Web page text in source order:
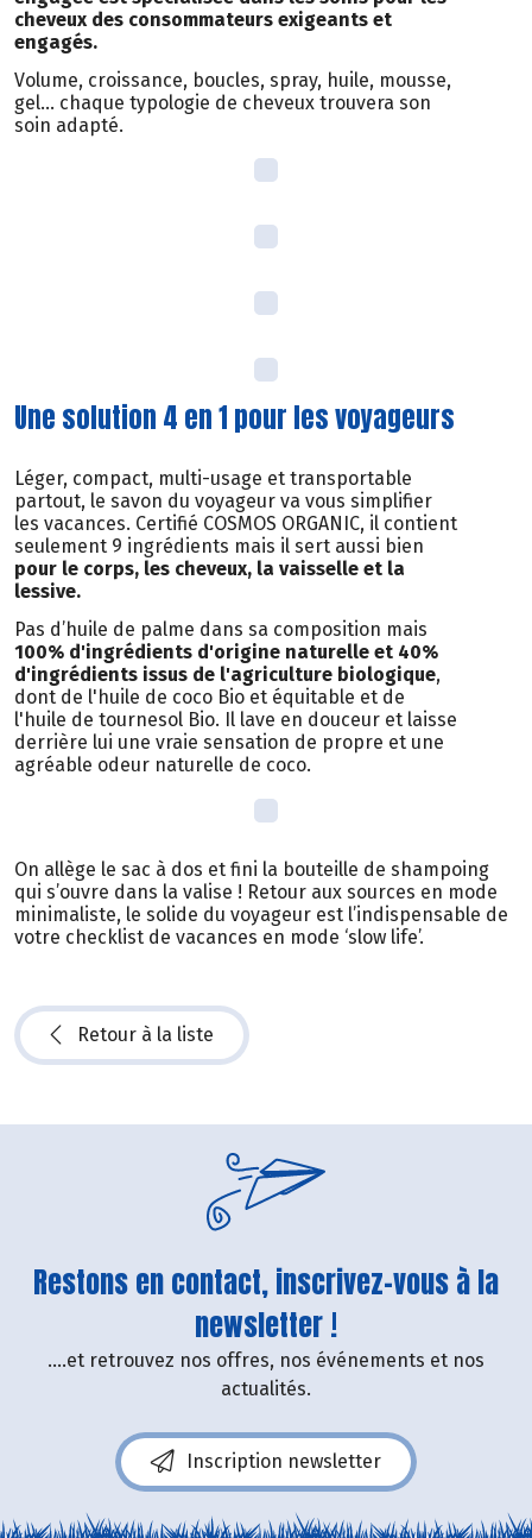
cheveux des consommateurs exigeants et
engagés.
Volume, croissance, boucles, spray, huile, mousse,
gel… chaque typologie de cheveux trouvera son
soin adapté.
Une solution 4 en 1 pour les voyageurs
Léger, compact, multi-usage et transportable
partout, le savon du voyageur va vous simplifier
les vacances. Certifié COSMOS ORGANIC, il contient
seulement 9 ingrédients mais il sert aussi bien
pour le corps, les cheveux, la vaisselle et la
lessive.
Pas d’huile de palme dans sa composition mais
100% d'ingrédients d'origine naturelle et 40%
d'ingrédients issus de l'agriculture biologique,
dont de l'huile de coco Bio et équitable et de
l'huile de tournesol Bio. Il lave en douceur et laisse
derrière lui une vraie sensation de propre et une
agréable odeur naturelle de coco.
On allège le sac à dos et fini la bouteille de shampoing
qui s’ouvre dans la valise ! Retour aux sources en mode
minimaliste, le solide du voyageur est l’indispensable de
votre checklist de vacances en mode ‘slow life’.
Retour à la liste
Restons en contact, inscrivez-vous à la
newsletter !
....et retrouvez nos offres, nos événements et nos
actualités.
Inscription newsletter